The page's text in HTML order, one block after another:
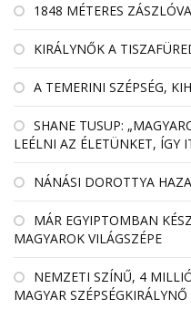
1848 MÉTERES
KIRÁLYNŐK A
A TEMERINI SZÉPSÉG,
SHANE TUSUP:
LEÉLNI AZ ÉLETÜNKET, ÍGY
NÁNÁSI DOROTTYA
MÁR EGYIPTOMBAN
MAGYAROK VILÁGSZÉPE
NEMZETI SZÍNŰ, 4
MAGYAR